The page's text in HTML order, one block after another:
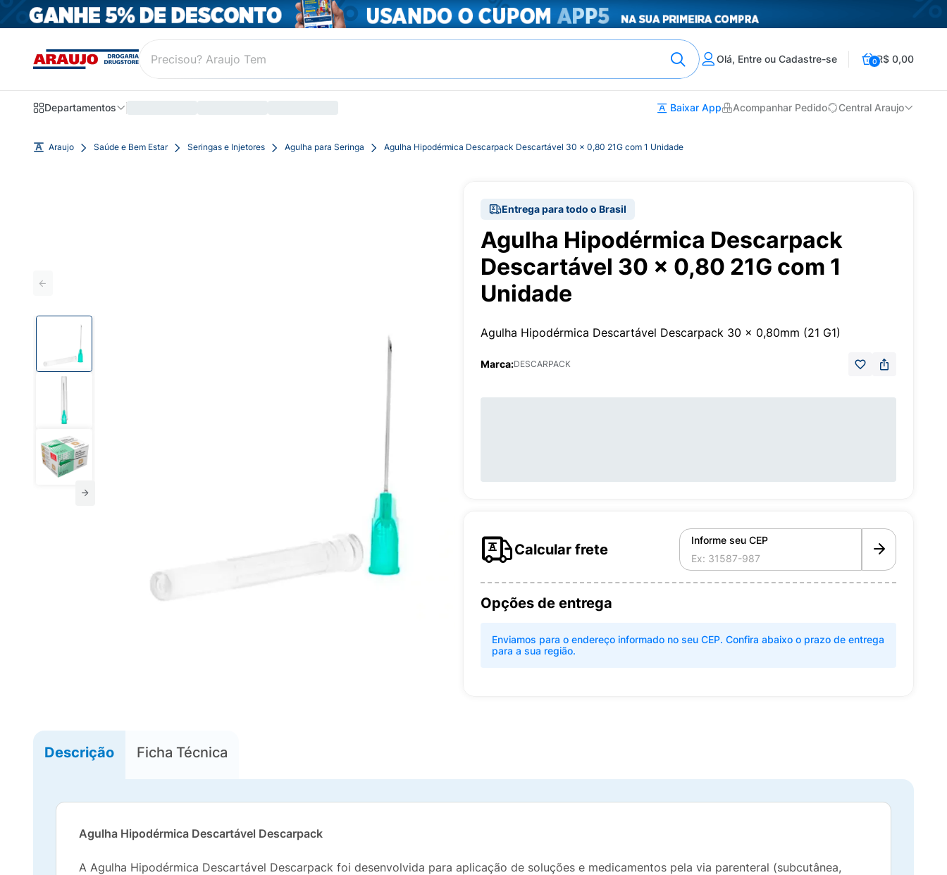
Olá, Entre ou Cadastre-se 0R$ 0,00
Departamentos Baixar App Acompanhar Pedido Central Araujo
Araujo Saúde e Bem Estar Seringas e Injetores Agulha para Seringa Agulha Hipodérmica Descarpack Descartável 30 x 0,80 21G com 1 Unidade
Entrega para todo o Brasil
Agulha Hipodérmica Descarpack
Descartável 30 x 0,80 21G com 1
Unidade
Agulha Hipodérmica Descartável Descarpack 30 x 0,80mm (21 G1)
Marca:DESCARPACK
Calcular frete
Informe seu CEP
Opções de entrega
Enviamos para o endereço informado no seu CEP. Confira abaixo o prazo de entrega
para a sua região.
Descrição Ficha Técnica
Agulha Hipodérmica Descartável Descarpack
A Agulha Hipodérmica Descartável Descarpack foi desenvolvida para aplicação de soluções e medicamentos pela via parenteral (subcutânea,